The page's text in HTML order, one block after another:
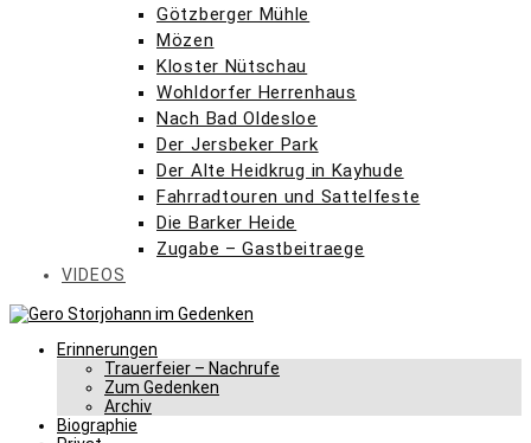
Götzberger Mühle
Mözen
Kloster Nütschau
Wohldorfer Herrenhaus
Nach Bad Oldesloe
Der Jersbeker Park
Der Alte Heidkrug in Kayhude
Fahrradtouren und Sattelfeste
Die Barker Heide
Zugabe – Gastbeitraege
VIDEOS
Erinnerungen
Trauerfeier – Nachrufe
Zum Gedenken
Archiv
Biographie